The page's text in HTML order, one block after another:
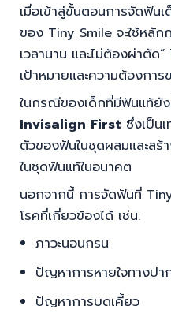
เมื่อเข้าสู่ขั้นตอนการจัดฟั
ของ Tiny Smile จะใช้หลัก
เวลานาน และไม่ต้องผ่าตัด
เป้าหมายและความต้องกา
ในกรณีของเด็กที่มีฟันแท้ยัง
Invisalign First ซึ่งเป็น
ตัวของฟันในชุดผสมและสร้
ในชุดฟันแท้ในอนาคต
นอกจากนี้ การจัดฟันที่
โรคที่เกี่ยวข้องได้ เช่น:
ภาวะนอนกรน
ปัญหาการหายใจทางปา
ปัญหาการบดเคี้ยว